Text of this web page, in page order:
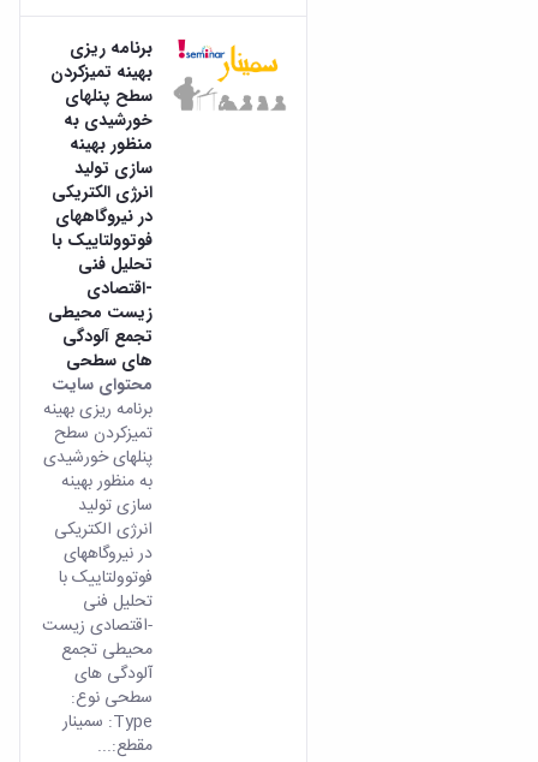
برنامه ریزی
بهینه تمیزکردن
سطح پنلهای
خورشیدی به
منظور بهینه
سازی تولید
انرژی الکتریکی
در نیروگاههای
فوتوولتاییک با
تحلیل فنی
-اقتصادی
زیست محیطی
تجمع آلودگی
های سطحی
محتوای سایت
برنامه ریزی بهینه
تمیزکردن سطح
پنلهای خورشیدی
به منظور بهینه
سازی تولید
انرژی الکتریکی
در نیروگاههای
فوتوولتاییک با
تحلیل فنی
-اقتصادی زیست
محیطی تجمع
آلودگی های
سطحی نوع:
Type: سمینار
مقطع:...